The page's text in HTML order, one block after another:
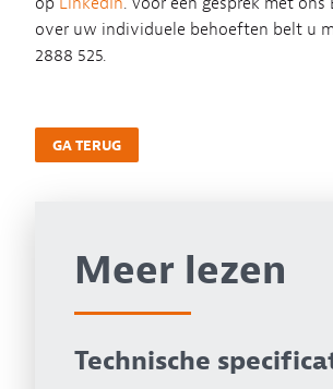
over uw individuele behoeften belt u
2888 525.
GA TERUG
Meer lezen
Technische